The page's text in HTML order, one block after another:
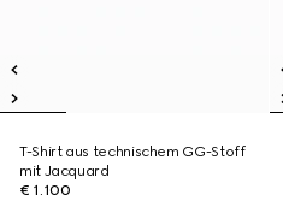
T-Shirt aus technischem GG-Stoff
mit Jacquard
€ 1.100